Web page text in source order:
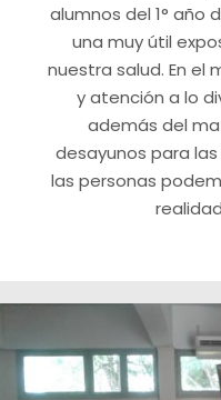
alumnos del 1° año
una muy útil
nuestra salud. En el
y atención a lo
además del
desayunos para
las personas